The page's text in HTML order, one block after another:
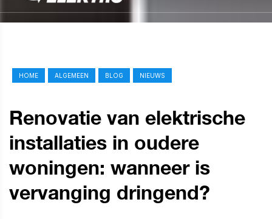
HOME ALGEMEEN BLOG NIEUWS
Renovatie van elektrische
installaties in oudere
woningen: wanneer is
vervanging dringend?